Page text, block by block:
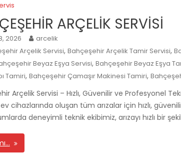
ARÇELİK SERVİSİ
2026
arcelik
Arçelik Servisi, Bahçeşehir Arçelik Tamir Servisi,
Beyaz Eşya Servisi, Bahçeşehir Beyaz Eşya
Tamiri, Bahçeşehir Çamaşır Makinesi Tamiri,
Arçelik Servisi – Hızlı, Güvenilir ve Profesyonel
cihazlarında oluşan tüm arızalar için hızlı,
deneyimli teknik ekibimiz, arızayı hızlı bir